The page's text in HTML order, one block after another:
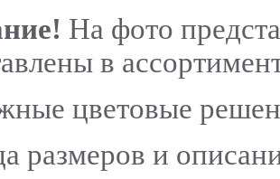
На фото
в
цветовые
размеров и